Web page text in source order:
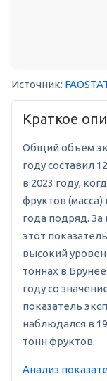
Источник:
Краткое
Общий объем
году составил
в 2023 году,
фруктов (масса)
года подряд.
этот
высокий
тоннах в
году со
показатель
наблюдался в
тонн фруктов.
Анализ